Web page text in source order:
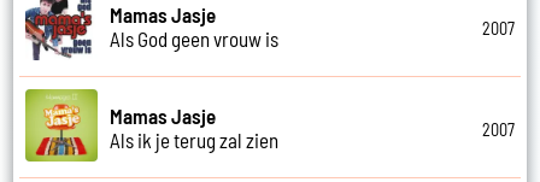
Mamas Jasje
Als God geen vrouw is
2007
Mamas Jasje
Als ik je terug zal zien
2007